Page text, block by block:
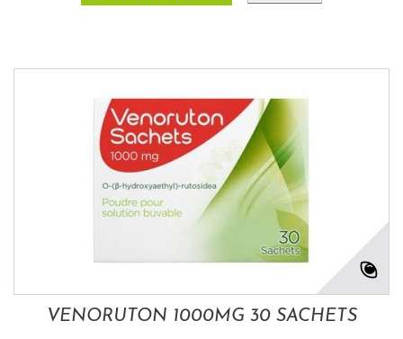
VENORUTON 1000MG 30 SACHETS